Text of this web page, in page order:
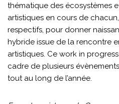
thématique des écosystèmes
artistiques en cours de
respectifs, pour donner
hybride issue de la rencontre
artistiques. Ce work in
cadre de plusieurs
tout au long de l’année.